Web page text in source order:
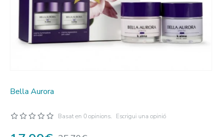
Bella Aurora
Basat en 0 opinions. Escrigui una opinió